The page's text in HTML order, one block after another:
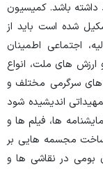
باشد. کمیسیون
شده است باید از
اجتماعی اطمینان
ارزش های ملت، انواع
های سرگرمی مختلف و
اندیشیده شود
ها، فیلم ها و
مجسمه هایی بر
بومی در نقاشی ها و